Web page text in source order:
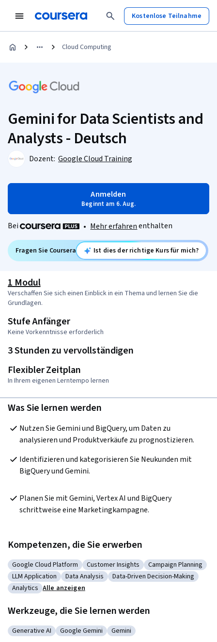
Kostenlose Teilnahme
Cloud Computing
Gemini for Data Scientists and
Analysts - Deutsch
Dozent: Google Cloud Training
Anmelden
Beginnt am 6. Aug.
Bei • Mehr erfahrenenthalten
Fragen Sie Coursera Ist dies der richtige Kurs für mich?
1 Modul
Verschaffen Sie sich einen Einblick in ein Thema und lernen Sie die
Grundlagen.
Stufe Anfänger
Keine Vorkenntnisse erforderlich
3 Stunden zu vervollständigen
Flexibler Zeitplan
In Ihrem eigenen Lerntempo lernen
Was Sie lernen werden
Nutzen Sie Gemini und BigQuery, um Daten zu
analysieren und Produktverkäufe zu prognostizieren.
Identifizieren und kategorisieren Sie Neukunden mit
BigQuery und Gemini.
Planen Sie mit Gemini, Vertex AI und BigQuery
schrittweise eine Marketingkampagne.
Kompetenzen, die Sie erwerben
Kategorie: Google Cloud Platform
Google Cloud Platform Kategorie: Customer Insights
Customer Insights Kategorie:
Campaign Planning
Kategorie: LLM Application
LLM Application Kategorie: Data Analysis
Data Analysis Kategorie: Data-Driven
Data-Driven Decision-Making
Kategorie: Analytics
Analytics Alle anzeigen
Werkzeuge, die Sie lernen werden
Kategorie: Generative AI
Generative AI Kategorie: Google Gemini
Google Gemini Kategorie: Gemini
Gemini